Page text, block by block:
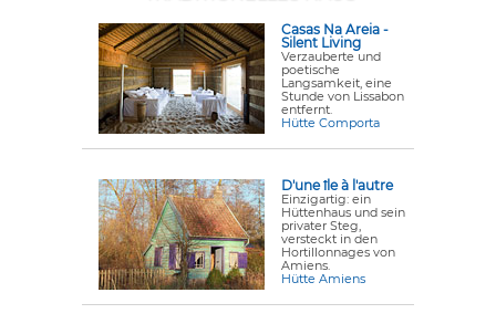
Casas Na Areia -
Silent Living
Verzauberte und
poetische
Langsamkeit, eine
Stunde von Lissabon
entfernt.
Hütte Comporta
D'une île à l'autre
Einzigartig: ein
Hüttenhaus und sein
privater Steg,
versteckt in den
Hortillonnages von
Amiens.
Hütte Amiens